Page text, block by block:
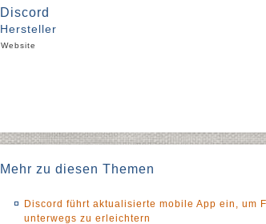
Discord
Hersteller
Website
Mehr zu diesen Themen
Discord führt aktualisierte mobile App ein, um
unterwegs zu erleichtern